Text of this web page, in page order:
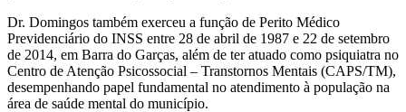
Dr. Domingos também exerceu a função de Perito Médico
Previdenciário do INSS entre 28 de abril de 1987 e 22 de setembro
de 2014, em Barra do Garças, além de ter atuado como psiquiatra no
Centro de Atenção Psicossocial – Transtornos Mentais (CAPS/TM),
desempenhando papel fundamental no atendimento à população na
área de saúde mental do município.